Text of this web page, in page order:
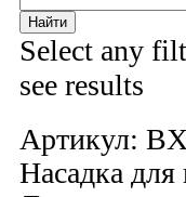
Select any
see results
Артикул:
Насадка